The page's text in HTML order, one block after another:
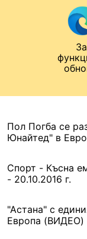
Към
Лига на
Пол Погба се
Юнайтед" в
Спорт - Късна
- 20.10.2016 г.
"Астана" с
Европа (ВИДЕО)